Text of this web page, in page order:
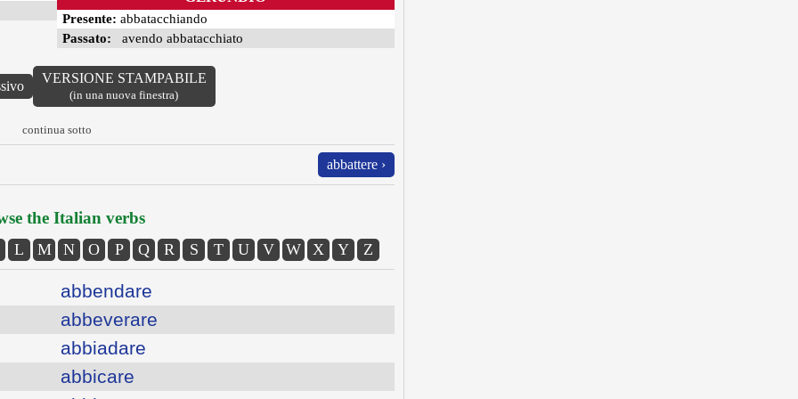
Presente: abbatacchiando
Passato: avendo abbatacchiato
VERSIONE STAMPABILE
(in una nuova finestra)
continua sotto
abbattere ›
the Italian verbs
L M N O P Q R S T U V W X Y Z
abbendare
abbeverare
abbiadare
abbicare